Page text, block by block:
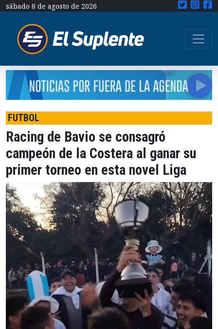
sábado 8 de agosto de 2026
FUTBOL
Racing de Bavio se consagró
campeón de la Costera al ganar su
primer torneo en esta novel Liga